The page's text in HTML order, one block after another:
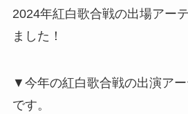
2024年紅白歌合戦の出場アー
ました！
▼今年の紅白歌合戦の出演ア
です。